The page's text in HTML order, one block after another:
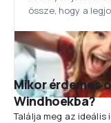
össze, hogy a
Mikor érdemes
Windhoekba?
Találja meg az